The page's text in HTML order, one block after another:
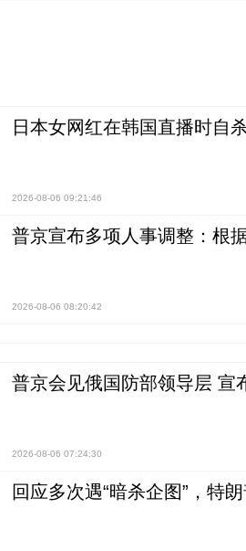
日本女网红在韩国直播时自
2026-08-06 09:21:46
普京宣布多项人事调整：根
2026-08-06 08:20:42
普京会见俄国防部领导层 宣
2026-08-06 07:24:30
回应多次遇“暗杀企图”，特